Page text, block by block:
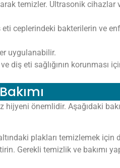
temizler. Ultrasonik cihazlar
ceplerindeki bakterilerin ve
uygulanabilir.
eti sağlığının korunması
önemlidir. Aşağıdaki
plakları temizlemek için
Gerekli temizlik ve bakımı